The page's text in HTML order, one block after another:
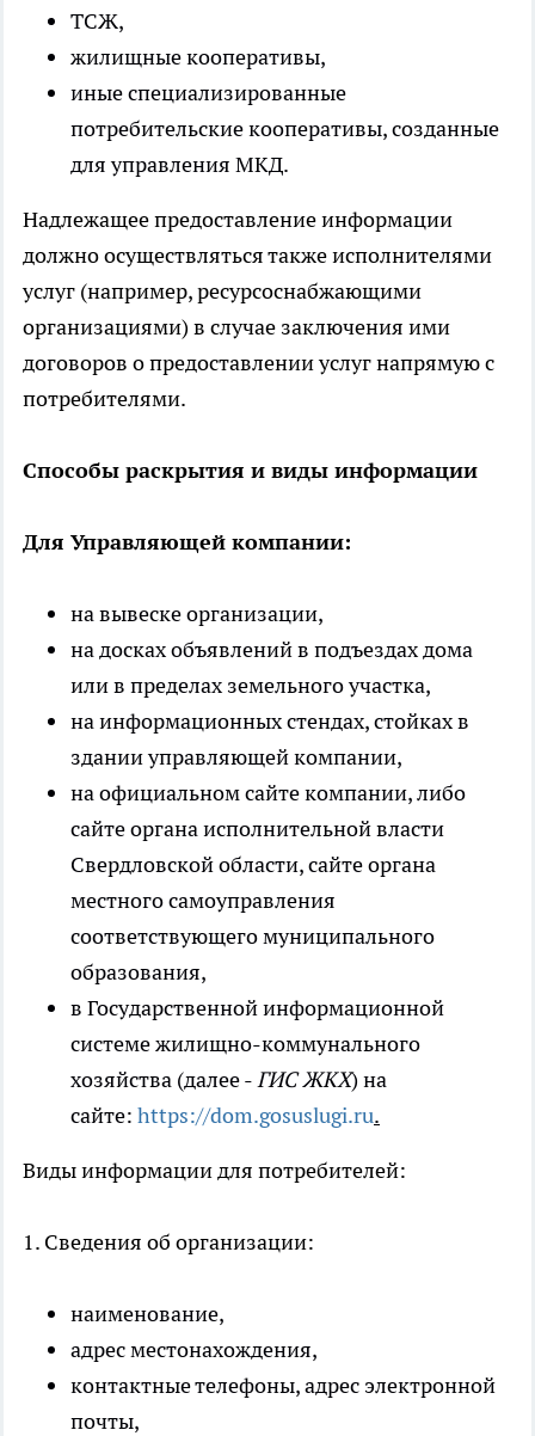
ТСЖ,
жилищные кооперативы,
иные специализированные
потребительские кооперативы, созданные
для управления МКД.
Надлежащее предоставление информации
должно осуществляться также исполнителями
услуг (например, ресурсоснабжающими
организациями) в случае заключения ими
договоров о предоставлении услуг напрямую с
потребителями.
Способы раскрытия и виды информации
Для Управляющей компании:
на вывеске организации,
на досках объявлений в подъездах дома
или в пределах земельного участка,
на информационных стендах, стойках в
здании управляющей компании,
на официальном сайте компании, либо
сайте органа исполнительной власти
Свердловской области, сайте органа
местного самоуправления
соответствующего муниципального
образования,
в Государственной информационной
системе жилищно-коммунального
хозяйства (далее -ГИС ЖКХ) на
сайте: https://dom.gosuslugi.ru.
Виды информации для потребителей:
1. Сведения об организации:
наименование,
адрес местонахождения,
контактные телефоны, адрес электронной
почты,